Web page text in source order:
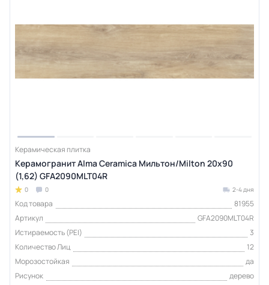
Керамическая плитка
Керамогранит Alma Ceramica Мильтон/Milton 20х90
(1,62) GFA2090MLT04R
0 0 2-4 дня
Код товара
81955
Артикул
GFA2090MLT04R
Истираемость (PEI)
3
Количество Лиц
12
Морозостойкая
да
Рисунок
дерево